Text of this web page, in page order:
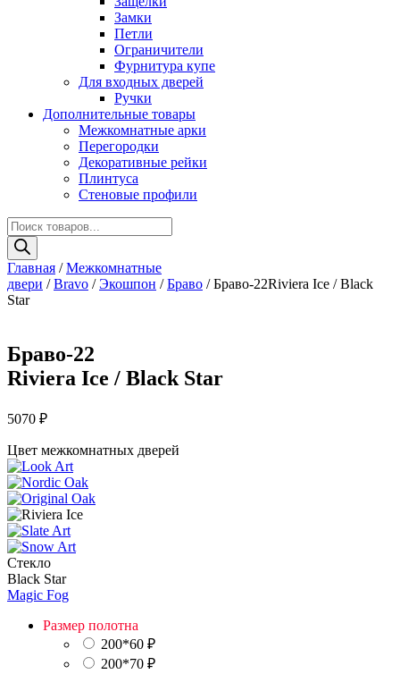
Замки
Петли
Ограничители
Фурнитура купе
Для входных дверей
Ручки
Дополнительные товары
Межкомнатные арки
Перегородки
Декоративные рейки
Плинтуса
Стеновые профили
Поиск
товаров
Главная /Межкомнатные
двери /Bravo /Экошпон /Браво / Браво-22Riviera Ice / Black
Star
Браво-22
Riviera Ice / Black Star
5070 ₽
Цвет межкомнатных дверей
Стекло
Black Star
Magic Fog
Размер полотна
200*60 ₽
200*70 ₽